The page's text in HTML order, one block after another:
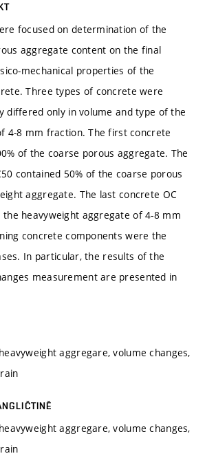
focused on determination of the
aggregate content on the final
mechanical properties of the
Three types of concrete were
differed only in volume and type of the
4-8 mm fraction. The first concrete
of the coarse porous aggregate. The
contained 50% of the coarse porous
aggregate. The last concrete OC
heavyweight aggregate of 4-8 mm
concrete components were the
In particular, the results of the
measurement are presented in
aggregare, volume changes,
aggregare, volume changes,